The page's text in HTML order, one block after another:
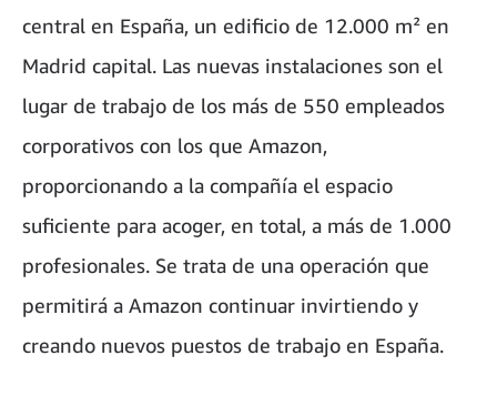
central en España, un edificio de 12.000 m² en
Madrid capital. Las nuevas instalaciones son el
lugar de trabajo de los más de 550 empleados
corporativos con los que Amazon,
proporcionando a la compañía el espacio
suficiente para acoger, en total, a más de 1.000
profesionales. Se trata de una operación que
permitirá a Amazon continuar invirtiendo y
creando nuevos puestos de trabajo en España.